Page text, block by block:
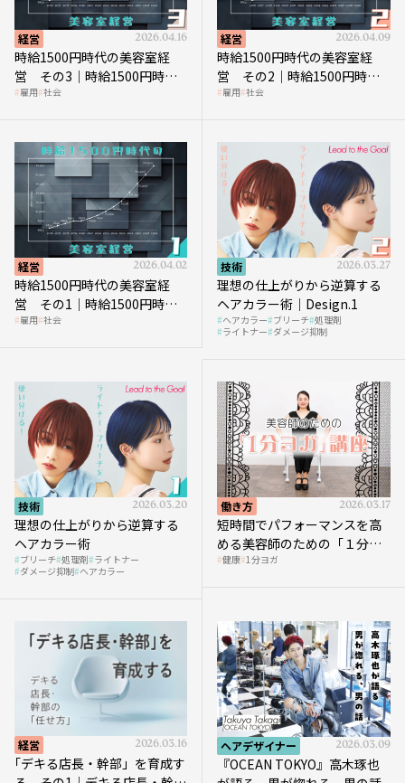
経営 2026.04.16
時給1500円時代の美容室経
営 その3｜時給1500円時
代、美容業はどのような影響
雇用 社会
経営 2026.04.09
時給1500円時代の美容室経
営 その2｜時給1500円時代
に支払う給与はいくらなのか
雇用 社会
経営 2026.04.02
時給1500円時代の美容室経
営 その1｜時給1500円時代
へ向かう社会的背景
雇用 社会
技術 2026.03.27
理想の仕上がりから逆算する
ヘアカラー術｜Design.1
ヘアカラー ブリーチ 処理剤
ライトナー ダメージ抑制
技術 2026.03.20
理想の仕上がりから逆算する
ヘアカラー術
ブリーチ 処理剤 ライトナー
ダメージ抑制 ヘアカラー
働き方 2026.03.17
短時間でパフォーマンスを高
める美容師のための「１分ヨ
ガ」講座｜実践編
健康 1分ヨガ
経営 2026.03.16
｢デキる店長・幹部」を育成す
ヘアデザイナー 2026.03.09
『OCEAN TOKYO』高木琢也